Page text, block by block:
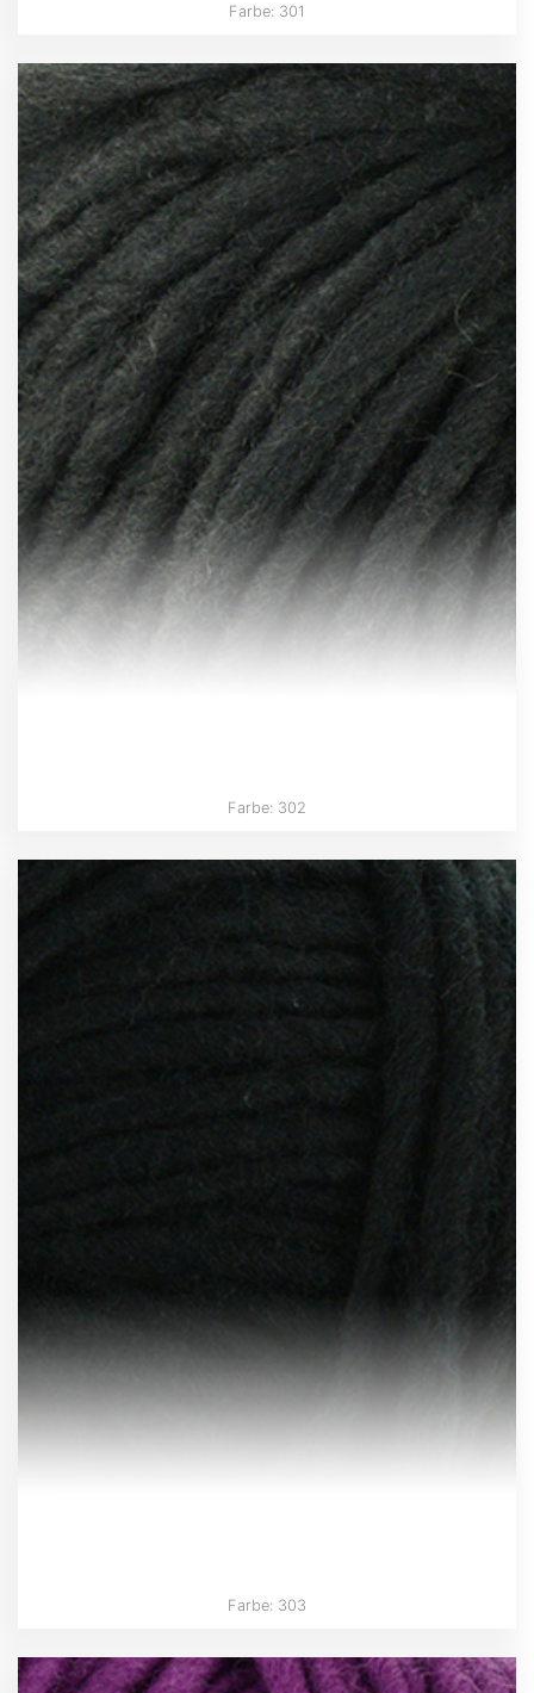
Farbe: 301
Farbe: 302
Farbe: 303